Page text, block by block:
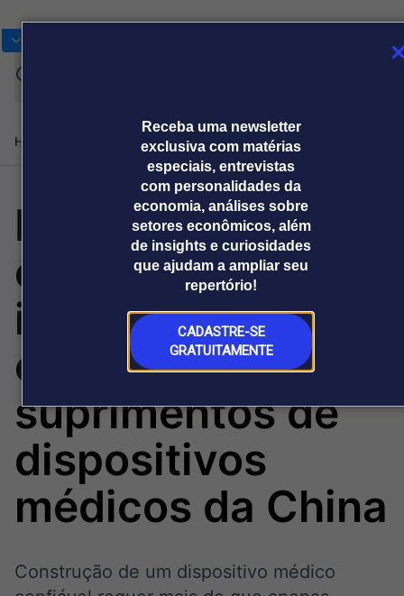
Receba uma newsletter
exclusiva com matérias
especiais, entrevistas
com personalidades da
economia, análises sobre
setores econômicos, além
de insights e curiosidades
que ajudam a ampliar seu
repertório!
CADASTRE-SE
GRATUITAMENTE
Home Produtos e soluçõesNotíciasBlog WeekendInstitucional
Plataformas
Broadcast
Broadcast+
O mercado
financeiro em
tempo real
Tudo sobre o
agronegócio
Broadcast
Político
Os bastidores da
política em tempo
Broadcast
Energia
White Label
Plataforma para
Releases Broadcast
Prêmio Broadcast
Prêmio Broadcast
Empresas
Releases
Por que Xangai é
o coração da
indústria de
cadeia de
suprimentos de
dispositivos
médicos da China
Construção de um dispositivo médico